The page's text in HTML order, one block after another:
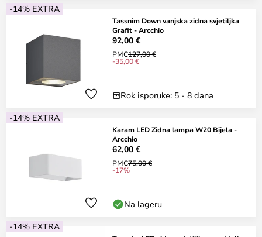
-14% EXTRA
Tassnim Down vanjska zidna svjetiljka
Grafit - Arcchio
92,00 €
PMC127,00 €
-35,00 €
Rok isporuke: 5 - 8 dana
-14% EXTRA
Karam LED Zidna lampa W20 Bijela -
Arcchio
62,00 €
PMC75,00 €
-17%
Na lageru
-14% EXTRA